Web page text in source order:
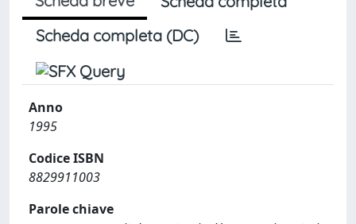
Scheda completa (DC)
Anno
1995
Codice ISBN
8829911003
Parole chiave